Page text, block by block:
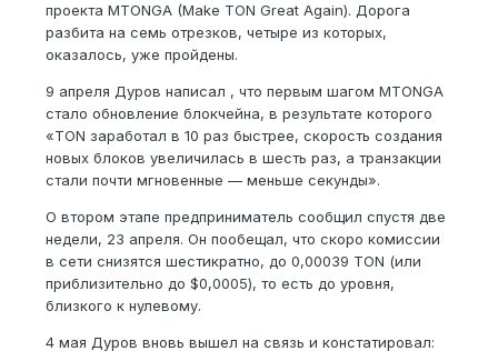
проекта MTONGA (Make TON Great Again). Дорога
разбита на семь отрезков, четыре из которых,
оказалось, уже пройдены.
9 апреля Дуров написал , что первым шагом MTONGA
стало обновление блокчейна, в результате которого
«TON заработал в 10 раз быстрее, скорость создания
новых блоков увеличилась в шесть раз, а транзакции
стали почти мгновенные — меньше секунды».
О втором этапе предприниматель сообщил спустя две
недели, 23 апреля. Он пообещал, что скоро комиссии
в сети снизятся шестикратно, до 0,00039 TON (или
приблизительно до $0,0005), то есть до уровня,
близкого к нулевому.
4 мая Дуров вновь вышел на связь и констатировал: